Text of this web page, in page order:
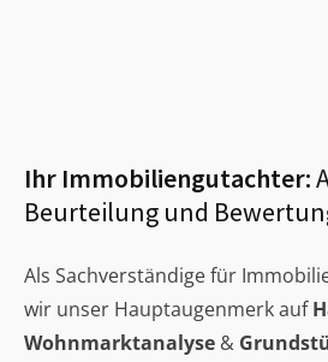
Ihr Immobiliengutachter:
Beurteilung und
Als Sachverständige für
wir unser Hauptaugenmerk auf
Wohnmarktanalyse &